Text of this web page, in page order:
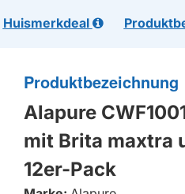
Huismerkdeal
Produktbezeichnung
Alapure
mit Brita maxtra
12er-Pack